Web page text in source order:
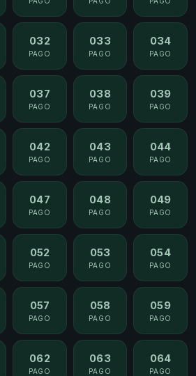
032
PAGO
033
PAGO
034
PAGO
037
PAGO
038
PAGO
039
PAGO
042
PAGO
043
PAGO
044
PAGO
047
PAGO
048
PAGO
049
PAGO
052
PAGO
053
PAGO
054
PAGO
057
PAGO
058
PAGO
059
PAGO
062
PAGO
063
PAGO
064
PAGO